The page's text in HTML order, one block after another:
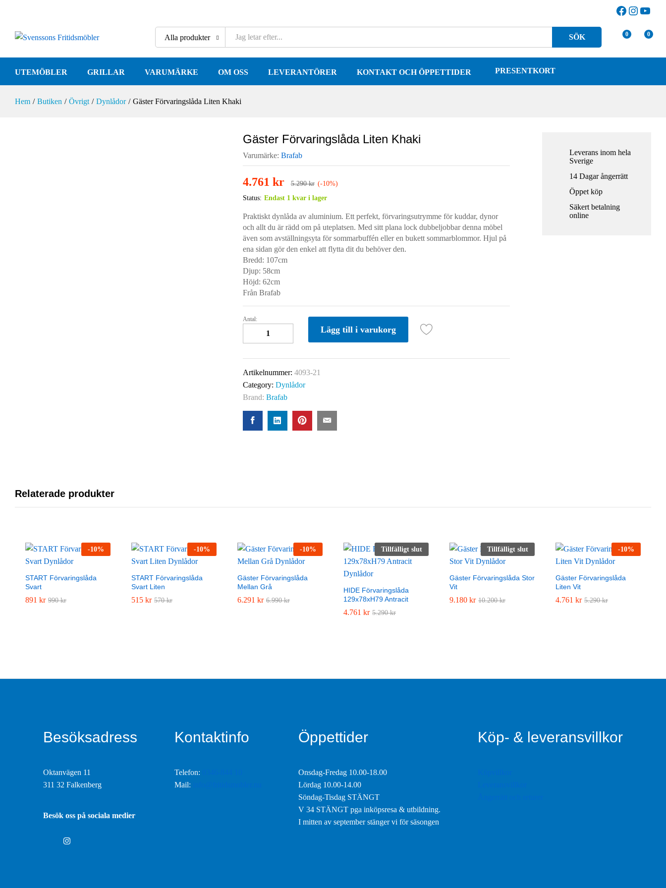
Facebook
Alla produkter SÖK 0 0
UTEMÖBLER GRILLAR VARUMÄRKE OM OSS LEVERANTÖRER KONTAKT OCH ÖPPETTIDER PRESENTKORT
Hem / Butiken / Övrigt / Dynlådor / Gäster Förvaringslåda Liten Khaki
Gäster Förvaringslåda Liten Khaki
Varumärke: Brafab
4.761 kr 5.290kr (-10%)
Status: Endast 1 kvar i lager
Praktiskt dynlåda av aluminium. Ett perfekt, förvaringsutrymme för kuddar, dynor
och allt du är rädd om på uteplatsen. Med sitt plana lock dubbeljobbar denna möbel
även som avställningsyta för sommarbuffén eller en bukett sommarblommor. Hjul på
ena sidan gör den enkel att flytta dit du behöver den.
Bredd: 107cm
Djup: 58cm
Höjd: 62cm
Från Brafab
Gäster
Förvaringslåda
Khaki
quantity
Antal:
Lägg till i varukorg
Artikelnummer: 4093-21
Category: Dynlådor
Brand: Brafab
Leverans inom hela
Sverige
14 Dagar ångerrätt
Öppet köp
Säkert betalning
online
Relaterade produkter
-10%
START Förvaringslåda
Svart
891 kr 990kr
891 kr 990kr
-10%
START Förvaringslåda
Svart Liten
515 kr 570kr
515 kr 570kr
-10%
Gäster Förvaringslåda
Mellan Grå
6.291 kr 6.990kr
6.291 kr 6.990kr
Tillfälligt slut
HIDE Förvaringslåda
129x78xH79 Antracit
4.761 kr 5.290kr
4.761 kr 5.290kr
Tillfälligt slut
Gäster Förvaringslåda Stor
Vit
9.180 kr 10.200kr
9.180 kr 10.200kr
-10%
Gäster Förvaringslåda
Liten Vit
4.761 kr 5.290kr
4.761 kr 5.290kr
Besöksadress
Oktanvägen 11
311 32 Falkenberg
Besök oss på sociala medier
Kontaktinfo
Telefon:
Mail:
Öppettider
Onsdag-Fredag 10.00-18.00
Lördag 10.00-14.00
Söndag-Tisdag STÄNGT
V 34 STÄNGT pga inköpsresa & utbildning.
I mitten av september stänger vi för säsongen
Köp- & leveransvillkor
Gäster Förvaringslåda Liten Khaki
Lägg till i varukorg